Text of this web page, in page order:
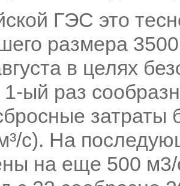
ГЭС это
размера
в целях
1-ый раз
с). На
на еще 500 м3/